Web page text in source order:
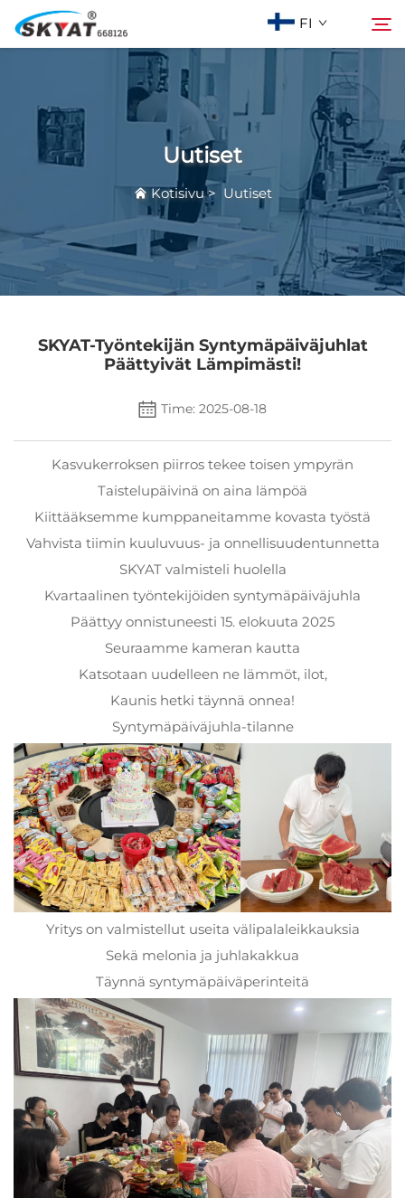
FI
Tietoja Skyatista
Vaanattomaton kutistusmuovauskone
Video & Sovellus
Projektit
Hae
Uutiset
Kotisivu> Uutiset
SKYAT-Työntekijän Syntymäpäiväjuhlat
Päättyivät Lämpimästi!
Time: 2025-08-18
Kasvukerroksen piirros tekee toisen ympyrän
Taistelupäivinä on aina lämpöä
Kiittääksemme kumppaneitamme kovasta työstä
Vahvista tiimin kuuluvuus- ja onnellisuudentunnetta
SKYAT valmisteli huolella
Kvartaalinen työntekijöiden syntymäpäiväjuhla
Päättyy onnistuneesti 15. elokuuta 2025
Seuraamme kameran kautta
Katsotaan uudelleen ne lämmöt, ilot,
Kaunis hetki täynnä onnea!
Syntymäpäiväjuhla-tilanne
Yritys on valmistellut useita välipalaleikkauksia
Sekä melonia ja juhlakakkua
Täynnä syntymäpäiväperinteitä